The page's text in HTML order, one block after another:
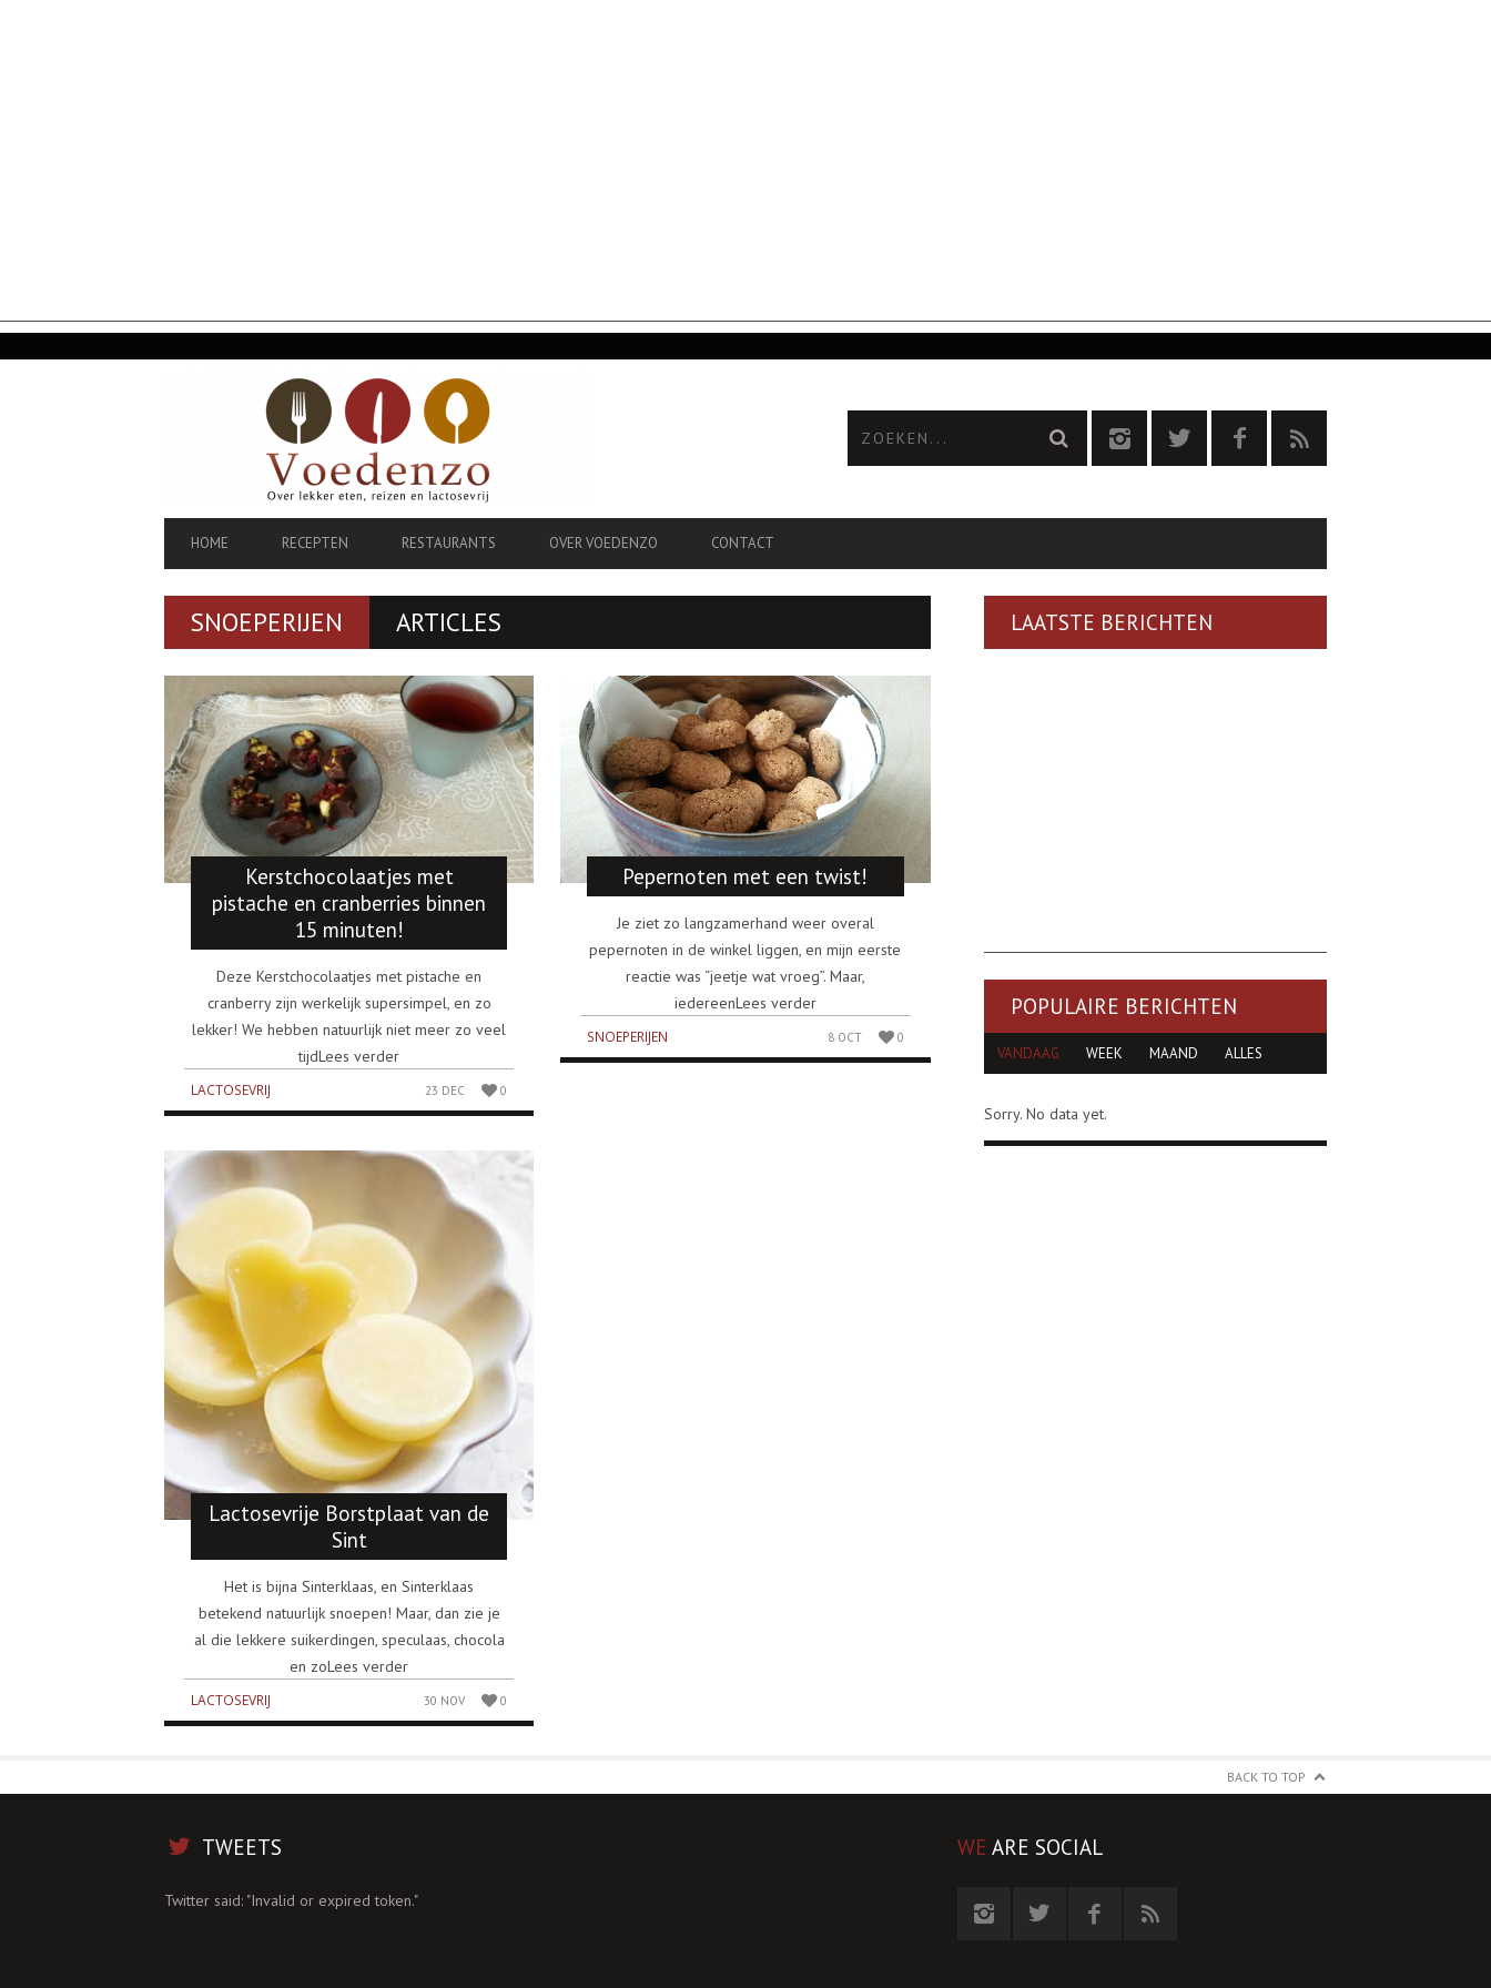
NAVIGATION
PRIMARY
NAVIGATION
HOME RECEPTEN RESTAURANTS OVER VOEDENZO CONTACT
SNOEPERIJEN ARTICLES
Kerstchocolaatjes met
pistache en cranberries binnen
15 minuten!
Deze Kerstchocolaatjes met pistache en
cranberry zijn werkelijk supersimpel, en zo
lekker! We hebben natuurlijk niet meer zo veel
tijdLees verder
LACTOSEVRIJ 23 DEC 0
Lactosevrije Borstplaat van de
Sint
Het is bijna Sinterklaas, en Sinterklaas
betekend natuurlijk snoepen! Maar, dan zie je
al die lekkere suikerdingen, speculaas, chocola
en zoLees verder
LACTOSEVRIJ 30 NOV 0
Pepernoten met een twist!
Je ziet zo langzamerhand weer overal
pepernoten in de winkel liggen, en mijn eerste
reactie was “jeetje wat vroeg”. Maar,
iedereenLees verder
SNOEPERIJEN 8 OCT 0
LAATSTE BERICHTEN
POPULAIRE BERICHTEN
VANDAAG WEEK MAAND ALLES
Sorry. No data yet.
BACK TO TOP
TWEETS
Twitter said: "Invalid or expired token."
WE ARE SOCIAL